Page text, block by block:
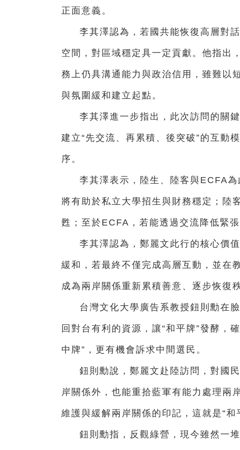
正面意義。
李其澤認為，若國共能恢復高層對
空間，對區域穩定具一定貢獻。他指出
務上仍具溝通能力與政治信用，雖難以
與氛圍緩和建立起點。
李其澤進一步指出，此次訪問的關
建立“先交流、再累積、後突破”的互動
序。
李其澤表示，陸生、陸客與ECFA
將有助於私立大學招生與財務穩定；陸
甦；至於ECFA，若能透過交流降低緊
李其澤認為，鄭麗文此行的核心價
緩和，若最終不僅完成高層互動，並在
成為兩岸關係重新累積善意、逐步恢復
台灣文化大學廣告系教授鈕則勳在
回對台有利的資源，讓“和平牌”發酵，
中牌”，更有機會訴求中間選民。
鈕則勳說，鄭麗文赴陸訪問，對國
岸關係外，也能重拾藍軍有能力處理兩
維護與緩解兩岸關係的印記，這就是“和
鈕則勳指，反觀綠營，現今雖然一